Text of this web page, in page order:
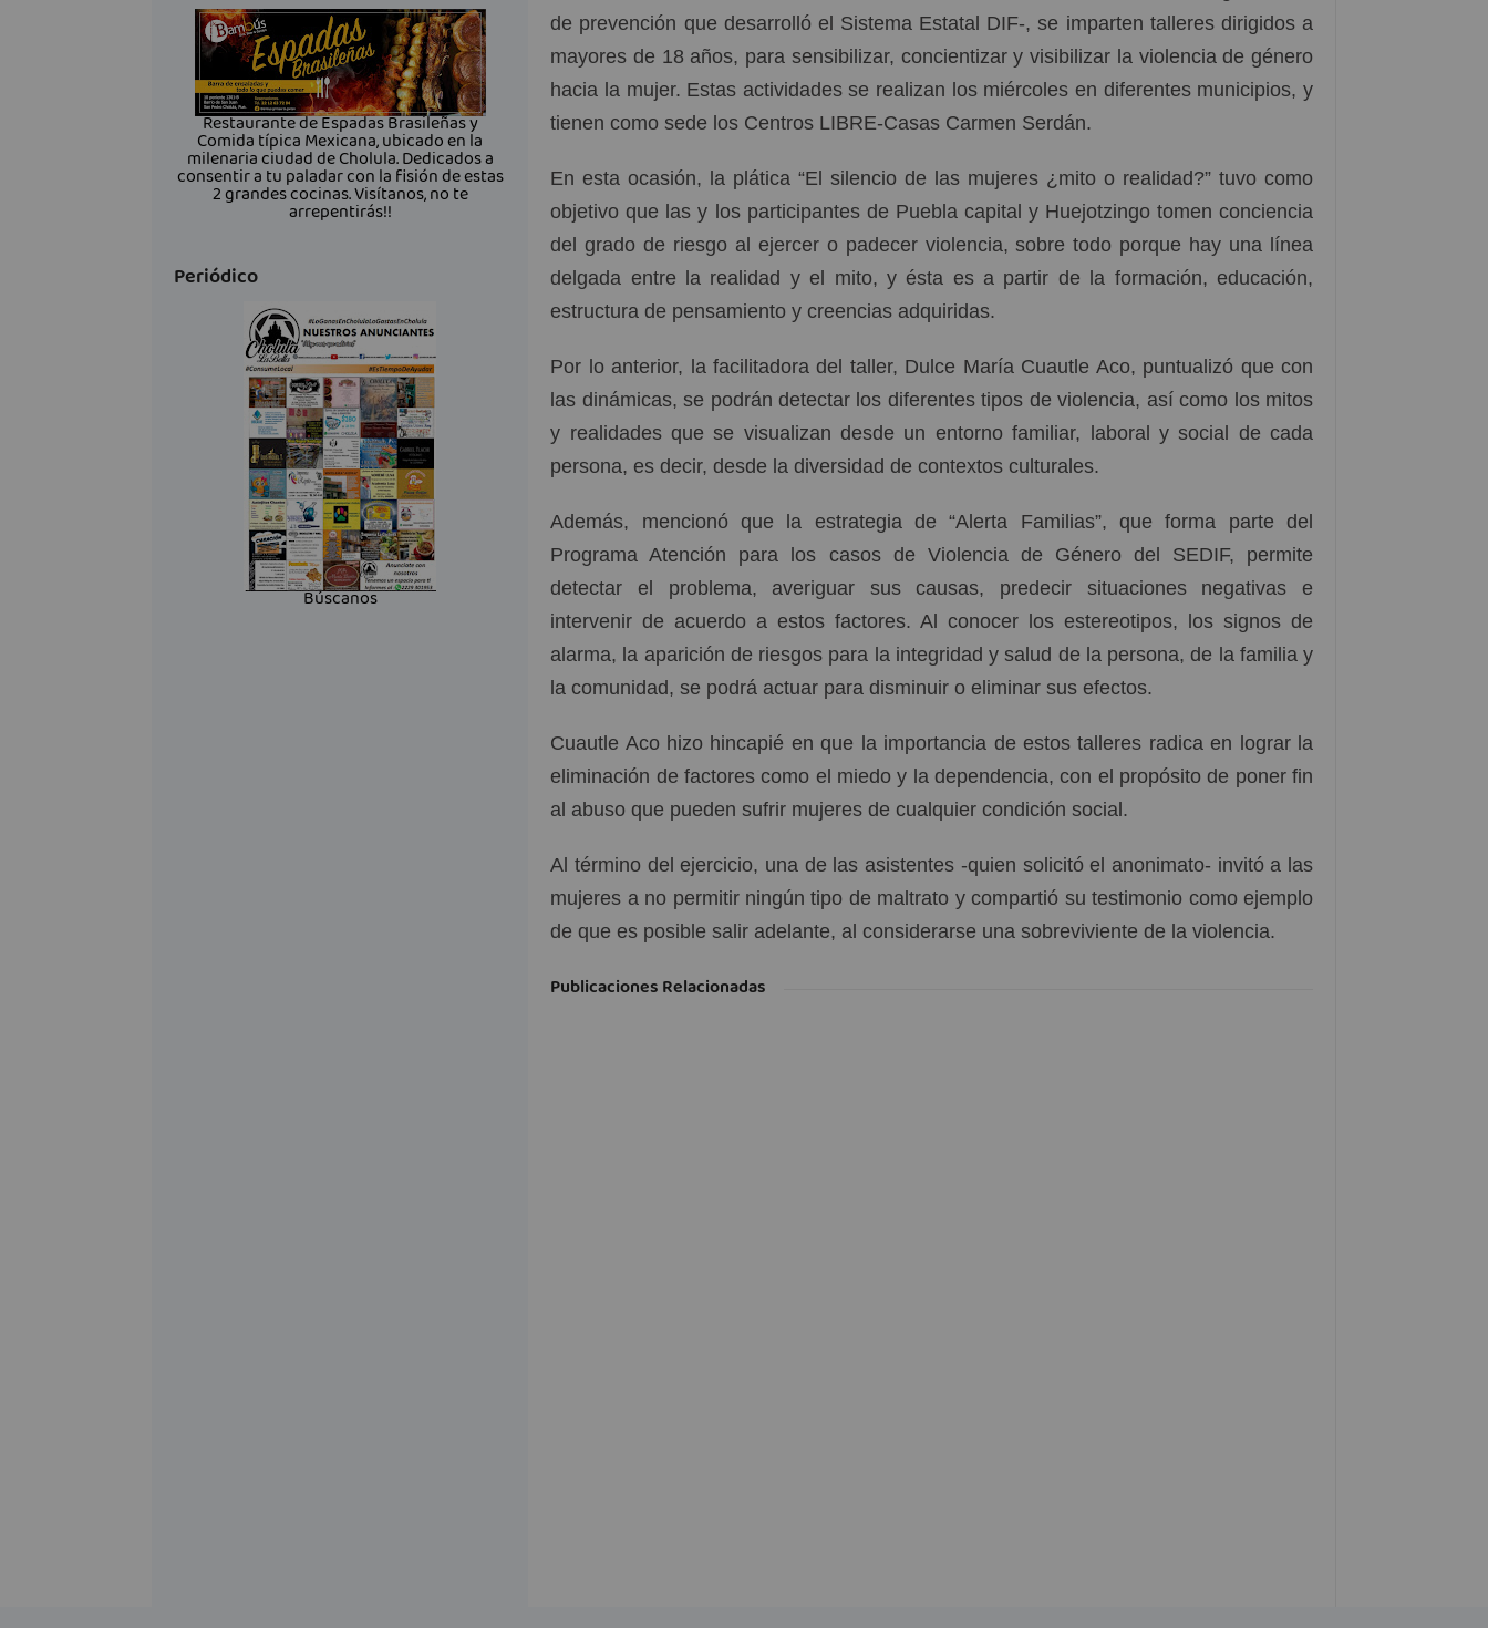
de prevención que desarrolló el Sistema Estatal DIF-, se imparten talleres dirigidos a
mayores de 18 años, para sensibilizar, concientizar y visibilizar la violencia de género
hacia la mujer. Estas actividades se realizan los miércoles en diferentes municipios, y
tienen como sede los Centros LIBRE-Casas Carmen Serdán.
En esta ocasión, la plática “El silencio de las mujeres ¿mito o realidad?” tuvo como
objetivo que las y los participantes de Puebla capital y Huejotzingo tomen conciencia
del grado de riesgo al ejercer o padecer violencia, sobre todo porque hay una línea
delgada entre la realidad y el mito, y ésta es a partir de la formación, educación,
estructura de pensamiento y creencias adquiridas.
Por lo anterior, la facilitadora del taller, Dulce María Cuautle Aco, puntualizó que con
las dinámicas, se podrán detectar los diferentes tipos de violencia, así como los mitos
y realidades que se visualizan desde un entorno familiar, laboral y social de cada
persona, es decir, desde la diversidad de contextos culturales.
Además, mencionó que la estrategia de “Alerta Familias”, que forma parte del
Programa Atención para los casos de Violencia de Género del SEDIF, permite
detectar el problema, averiguar sus causas, predecir situaciones negativas e
intervenir de acuerdo a estos factores. Al conocer los estereotipos, los signos de
alarma, la aparición de riesgos para la integridad y salud de la persona, de la familia y
la comunidad, se podrá actuar para disminuir o eliminar sus efectos.
Cuautle Aco hizo hincapié en que la importancia de estos talleres radica en lograr la
eliminación de factores como el miedo y la dependencia, con el propósito de poner fin
al abuso que pueden sufrir mujeres de cualquier condición social.
Al término del ejercicio, una de las asistentes -quien solicitó el anonimato- invitó a las
mujeres a no permitir ningún tipo de maltrato y compartió su testimonio como ejemplo
de que es posible salir adelante, al considerarse una sobreviviente de la violencia.
Publicaciones Relacionadas
Restaurante de Espadas Brasileñas y
Comida típica Mexicana, ubicado en la
milenaria ciudad de Cholula. Dedicados a
consentir a tu paladar con la fisión de estas
2 grandes cocinas. Visítanos, no te
arrepentirás!!
Periódico
Búscanos